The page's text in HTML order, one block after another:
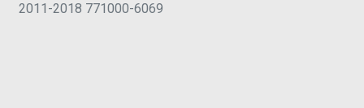
2011-2018 771000-6069